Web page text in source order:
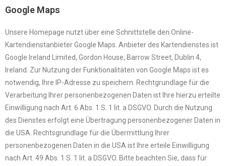
Google Maps
Unsere Homepage nutzt über eine Schnittstelle den Online-
Kartendienstanbieter Google Maps. Anbieter des Kartendienstes ist
Google Ireland Limited, Gordon House, Barrow Street, Dublin 4,
Ireland. Zur Nutzung der Funktionalitäten von Google Maps ist es
notwendig, Ihre IP-Adresse zu speichern. Rechtgrundlage für die
Verarbeitung Ihrer personenbezogenen Daten ist Ihre hierzu erteilte
Einwilligung nach Art. 6 Abs. 1 S. 1 lit. a DSGVO. Durch die Nutzung
des Dienstes erfolgt eine Übertragung personenbezogener Daten in
die USA. Rechtsgrundlage für die Übermittlung Ihrer
personenbezogenen Daten in die USA ist Ihre erteile Einwilligung
nach Art. 49 Abs. 1 S. 1 lit. a DSGVO. Bitte beachten Sie, dass für